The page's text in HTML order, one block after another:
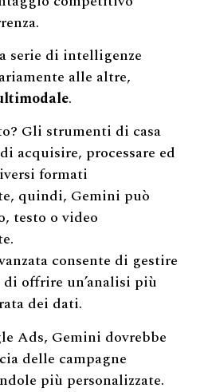
serie di intelligenze
alle altre,
.
Gli strumenti di casa
acquisire, processare ed
formati
quindi, Gemini può
testo o video
consente di gestire
offrire un’analisi più
dei dati.
Ads, Gemini dovrebbe
delle campagne
più personalizzate.